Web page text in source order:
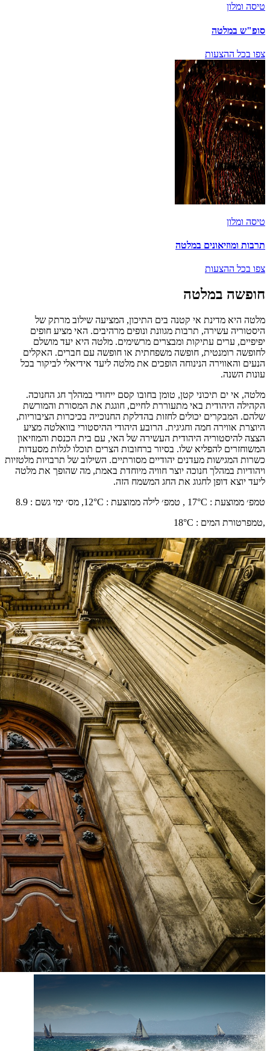
טיסה ומלון
סופ"ש במלטה
צפו בכל ההצעות
טיסה ומלון
תרבות ומוזיאונים במלטה
צפו בכל ההצעות
חופשה במלטה
מלטה היא מדינת אי קטנה בים התיכון, המציעה שילוב מרתק של
היסטוריה עשירה, תרבות מגוונת ונופים מרהיבים. האי מציע חופים
יפיפיים, ערים עתיקות ומבצרים מרשימים. מלטה היא יעד מושלם
לחופשה רומנטית, חופשה משפחתית או חופשה עם חברים. האקלים
הנעים והאווירה הנינוחה הופכים את מלטה ליעד אידיאלי לביקור בכל
עונות השנה.
מלטה, אי ים תיכוני קטן, טומן בחובו קסם ייחודי במהלך חג החנוכה.
הקהילה היהודית באי מתעוררת לחיים, חוגגת את המסורת והמורשת
שלהם. המבקרים יכולים לחזות בהדלקת החנוכייה בכיכרות הציבוריות,
היוצרת אווירה חמה וחגיגית. הרובע היהודי ההיסטורי בוואלטה מציע
הצצה להיסטוריה היהודית העשירה של האי, עם בית הכנסת והמוזיאון
המשוחזרים להפליא שלו. בסיור ברחובות הצרים תוכלו לגלות מסעדות
כשרות המגישות מעדנים יהודיים מסורתיים. השילוב של תרבויות מלטזיות
ויהודיות במהלך חנוכה יוצר חוויה מיוחדת באמת, מה שהופך את מלטה
ליעד יוצא דופן לחגוג את החג המשמח הזה.
טמפ׳ ממוצעת :
17°C , טמפ׳ לילה ממוצעת :
12°C, מס׳ ימי גשם :
8.9
,טמפרטורת המים :
18°C